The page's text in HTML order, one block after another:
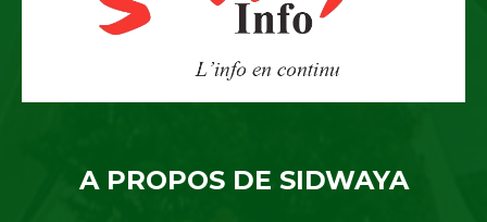
A PROPOS DE SIDWAYA